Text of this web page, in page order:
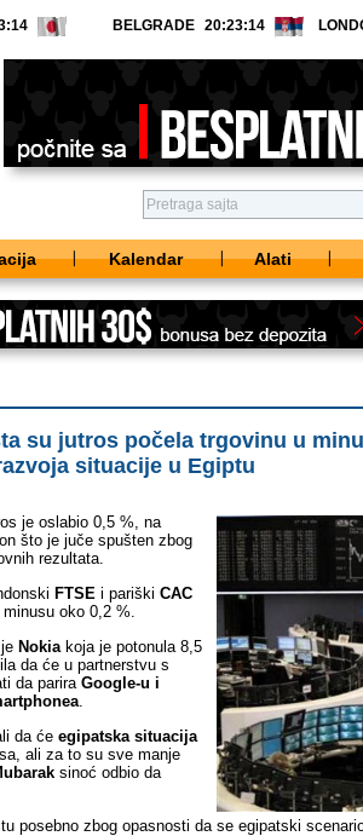
BELGRADE
Kalendar Alati
su jutros počela trgovinu u
situacije u Egiptu
je oslabio 0,5 %, na
što je juče spušten zbog
rezultata.
FTSE i pariški CAC
oko 0,2 %.
Nokiakoja je potonula 8,5
da će u partnerstvu s
da pariraGoogle-u i
.
da će egipatska situacija
ali za to su sve manje
sinoć odbio da
posebno zbog opasnosti da se egipatski